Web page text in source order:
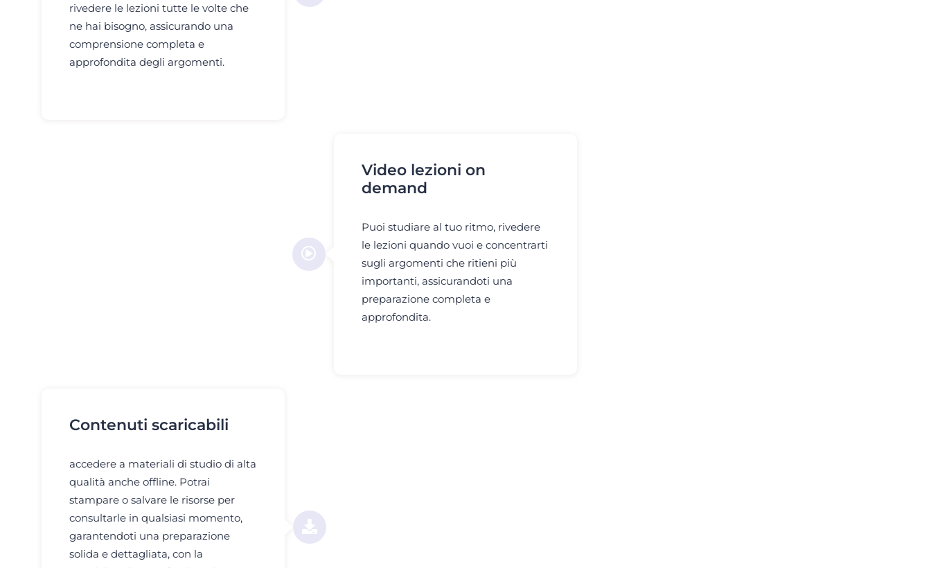
rivedere le lezioni tutte le volte che
ne hai bisogno, assicurando una
comprensione completa e
approfondita degli argomenti.
Video lezioni on
demand
Puoi studiare al tuo ritmo, rivedere
le lezioni quando vuoi e concentrarti
sugli argomenti che ritieni più
importanti, assicurandoti una
preparazione completa e
approfondita.
Contenuti scaricabili
accedere a materiali di studio di alta
qualità anche offline. Potrai
stampare o salvare le risorse per
consultarle in qualsiasi momento,
garantendoti una preparazione
solida e dettagliata, con la